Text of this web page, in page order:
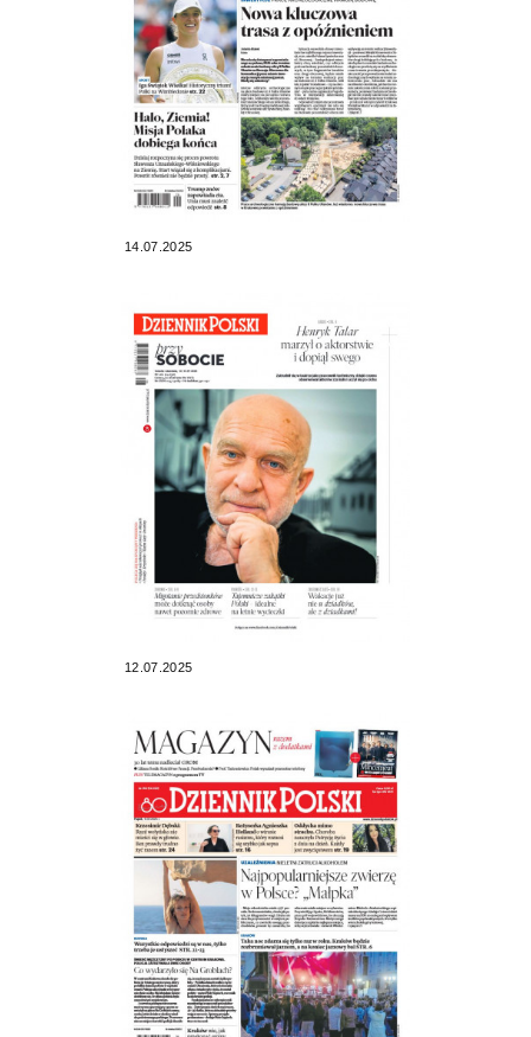
14.07.2025
12.07.2025